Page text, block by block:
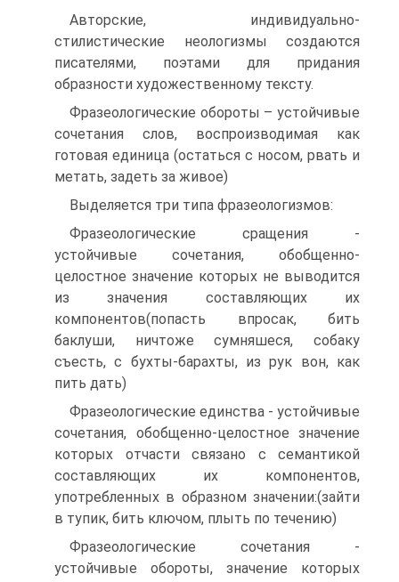
Авторские, индивидуально-
стилистические неологизмы создаются
писателями, поэтами для придания
образности художественному тексту.
Фразеологические обороты – устойчивые
сочетания слов, воспроизводимая как
готовая единица (остаться с носом, рвать и
метать, задеть за живое)
Выделяется три типа фразеологизмов:
Фразеологические сращения -
устойчивые сочетания, обобщенно-
целостное значение которых не выводится
из значения составляющих их
компонентов(попасть впросак, бить
баклуши, ничтоже сумняшеся, собаку
съесть, с бухты-барахты, из рук вон, как
пить дать)
Фразеологические единства - устойчивые
сочетания, обобщенно-целостное значение
которых отчасти связано с семантикой
составляющих их компонентов,
употребленных в образном значении:(зайти
в тупик, бить ключом, плыть по течению)
Фразеологические сочетания -
устойчивые обороты, значение которых